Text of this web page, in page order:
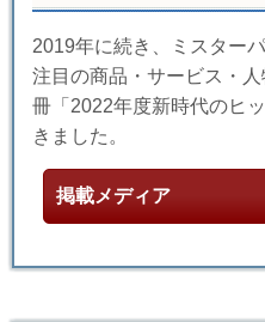
2019年に続き、ミスター
注目の商品・サービス・
冊「2022年度新時代のヒ
きました。
掲載メディア